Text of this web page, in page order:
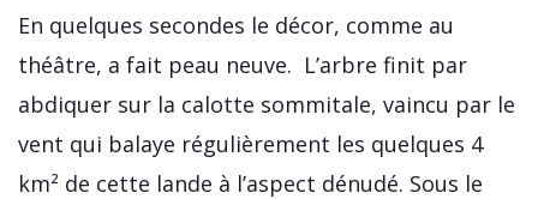
En quelques secondes le décor, comme au
théâtre, a fait peau neuve. L’arbre finit par
abdiquer sur la calotte sommitale, vaincu par le
vent qui balaye régulièrement les quelques 4
km² de cette lande à l’aspect dénudé. Sous le